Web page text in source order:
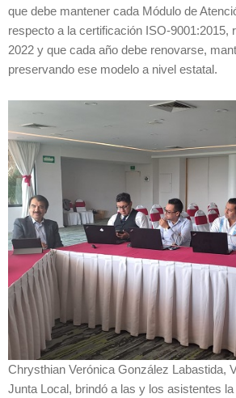
que debe mantener cada Módulo de
respecto a la certificación ISO-9001:2015,
2022 y que cada año debe renovarse,
preservando ese modelo a nivel estatal.
Chrysthian Verónica González Labastida,
Junta Local, brindó a las y los asistentes